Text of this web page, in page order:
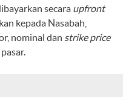
secara upfront
kepada Nasabah,
nominal dan strike price